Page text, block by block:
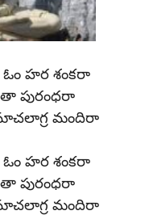
హర శంకరా
పురంధరా
మందిరా
హర శంకరా
పురంధరా
మందిరా